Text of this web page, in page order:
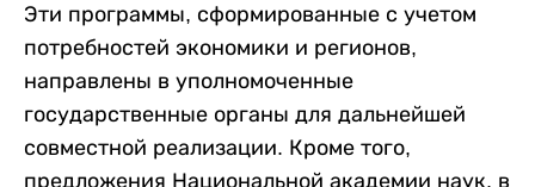
Эти программы, сформированные с учетом
потребностей экономики и регионов,
направлены в уполномоченные
государственные органы для дальнейшей
совместной реализации. Кроме того,
предложения Национальной академии наук, в